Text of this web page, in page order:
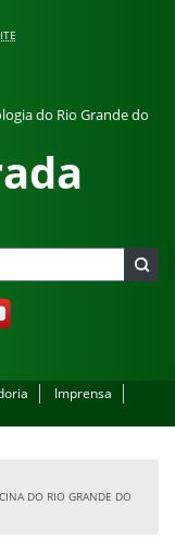
do Rio Grande do
Imprensa
DO RIO GRANDE DO